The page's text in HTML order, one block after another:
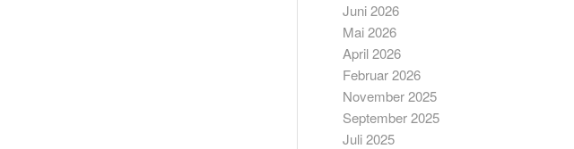
Juni 2026
Mai 2026
April 2026
Februar 2026
November 2025
September 2025
Juli 2025